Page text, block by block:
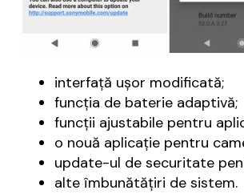
interfaţă uşor modificată;
funcţia de baterie adaptivă;
funcţii ajustabile pentru
o nouă aplicaţie pentru
update-ul de securitate
alte îmbunătăţiri de sistem.